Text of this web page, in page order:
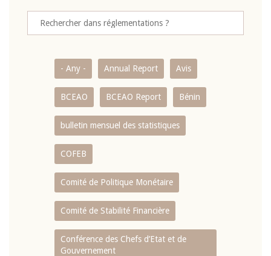
- Any - Annual Report Avis
BCEAO BCEAO Report Bénin
bulletin mensuel des statistiques
COFEB
Comité de Politique Monétaire
Comité de Stabilité Financière
Conférence des Chefs d’Etat et de
Gouvernement